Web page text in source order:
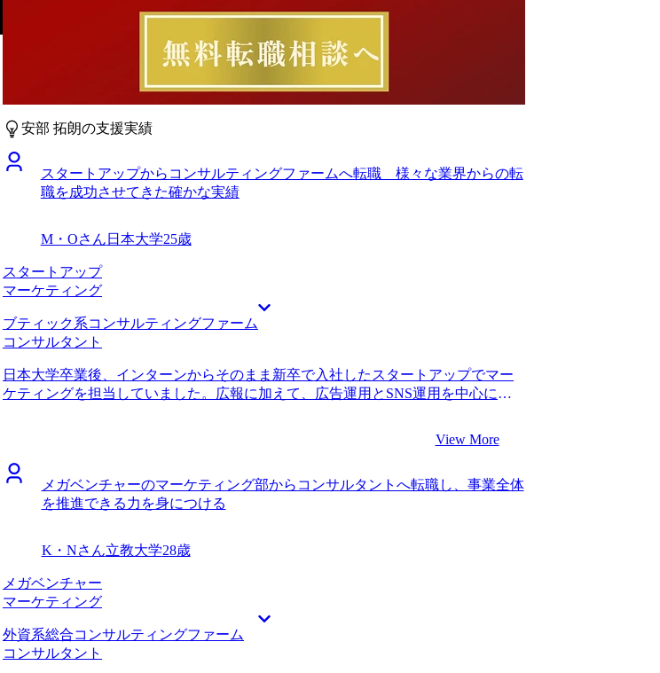
安部 拓朗の支援実績
スタートアップからコンサルティングファームへ転職 様々な業界からの転
職を成功させてきた確かな実績
M・Oさん 日本大学25歳
スタートアップ
マーケティング
ブティック系コンサルティングファーム
コンサルタント
日本大学卒業後、インターンからそのまま新卒で入社したスタートアップでマー
ケティングを担当していました。広報に加えて、広告運用とSNS運用を中心に担
に、自分のキャリアプランに不安を感じ始め、転職を考え始めました。 スタート
アップは良くも悪くも、事業が伸びている間は楽しいのですが、成長が止まり始
めると辛いと感じることも多々あり、社会のトレンドなど運の要素もだいぶ強い
ものだと感じていました。一方でコンサルティングファームは市場も伸びてい
で、コンサルティングファームを視野に入れて転職先を探しました。 1社です。
スタートアップの繋がりで知り合った友人が、MyVisionの安部さんの支援でコン
サルタントへの転職を成功させたと言っていたので紹介してもらいました。私と
同じようにスタートアップの経験がある方の支援実績があることは心強く感じま
した。 話を聞いてみると、友人の言う通り安部さんはコンサルティングファーム
にとても深い知見をお持ちで、とても親身に相談にのってくれたので、安部さん
にお任せして間違いないと確信しました。 私の経歴から目指せるコンサルティン
View More
メガベンチャーのマーケティング部からコンサルタントへ転職し、事業全体
を推進できる力を身につける
K・Nさん立教大学28歳
メガベンチャー
マーケティング
外資系総合コンサルティングファーム
コンサルタント